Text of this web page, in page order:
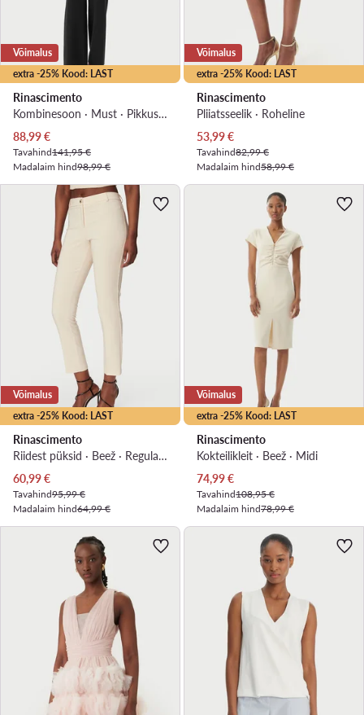
extra -25% Kood: LAST
Võimalus
Rinascimento
Kombinesoon · Must · Pikkus 7/8
Praegune hind
88,99€
Tavahind141,95 €
Madalaim hind98,99 €
extra -25% Kood: LAST
Võimalus
Rinascimento
Pliiatsseelik · Roheline
Praegune hind
53,99€
Tavahind82,99 €
Madalaim hind58,99 €
extra -25% Kood: LAST
Võimalus
Rinascimento
Riidest püksid · Beež · Regular Fit
Praegune hind
60,99€
Tavahind95,99 €
Madalaim hind64,99 €
extra -25% Kood: LAST
Võimalus
Rinascimento
Kokteilikleit · Beež · Midi
Praegune hind
74,99€
Tavahind108,95 €
Madalaim hind78,99 €